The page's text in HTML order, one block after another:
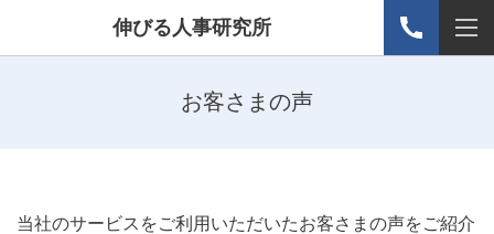
伸びる人事研究所
お客さまの声
当社のサービスをご利用いただいたお客さまの声をご紹介